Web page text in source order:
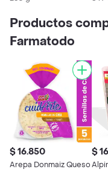
Productos
Farmatodo
$ 16.850
Arepa Donmaiz Queso
$